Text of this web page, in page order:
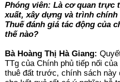
Phóng viên: Là cơ quan trực
xuất, xây dựng và trình chính
Thuế đánh giá tác động của
thế nào?
Bà Hoàng Thị Hà Giang:
TTg của Chính phủ tiếp nối
thuê đất trước, chính sách này